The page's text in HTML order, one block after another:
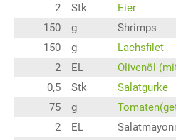
2
Stk
Eier
150
g
Shrimps
150
g
Lachsfilet
2
EL
Olivenöl
0,5
Stk
Salatgurke
75
g
2
EL